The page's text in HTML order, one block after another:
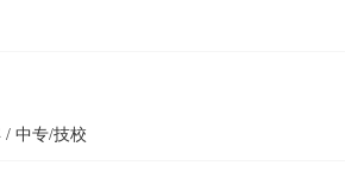
/ 中专/技校